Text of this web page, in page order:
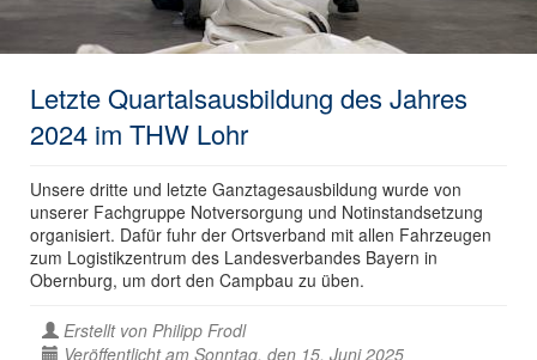
Letzte Quartalsausbildung des Jahres
2024 im THW Lohr
Unsere dritte und letzte Ganztagesausbildung wurde von
unserer Fachgruppe Notversorgung und Notinstandsetzung
organisiert. Dafür fuhr der Ortsverband mit allen Fahrzeugen
zum Logistikzentrum des Landesverbandes Bayern in
Obernburg, um dort den Campbau zu üben.
Erstellt von Philipp Frodl
Veröffentlicht am Sonntag, den 15. Juni 2025